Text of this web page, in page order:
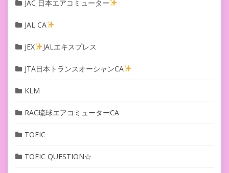
JAC 日本エアコミューター
JAL CA
JEX JALエキスプレス
JTA日本トランスオーシャンCA
KLM
RAC琉球エアコミューターCA
TOEIC
TOEIC QUESTION☆